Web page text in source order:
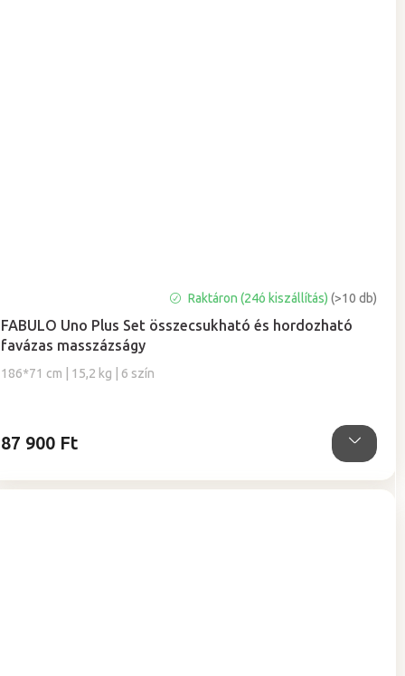
FABULO Uno Plus Set összecsukható és hordozható
favázas masszázságy
186*71 cm | 15,2 kg | 6 szín
átlagos
értékelése
5-
Raktáron (24ó kiszállítás)(>10 db)
87 900 Ft